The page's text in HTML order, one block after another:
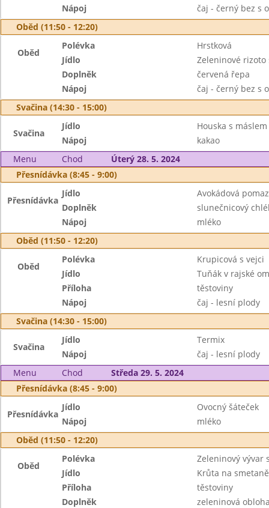
Nápoj
čaj - černý bez s
Oběd (11:50 - 12:20)
Oběd
Polévka
Hrstková
Jídlo
Zeleninové rizoto
Doplněk
červená řepa
Nápoj
čaj - černý bez s
Svačina (14:30 - 15:00)
Svačina
Jídlo
Houska s máslem
Nápoj
kakao
Menu
Chod
Úterý 28. 5. 2024
Přesnídávka (8:45 - 9:00)
Přesnídávka
Jídlo
Avokádová
Doplněk
slunečnicový
Nápoj
mléko
Oběd (11:50 - 12:20)
Oběd
Polévka
Krupicová s vejci
Jídlo
Tuňák v rajské
Příloha
těstoviny
Nápoj
čaj - lesní plody
Svačina (14:30 - 15:00)
Svačina
Jídlo
Termix
Nápoj
čaj - lesní plody
Menu
Chod
Středa 29. 5. 2024
Přesnídávka (8:45 - 9:00)
Přesnídávka
Jídlo
Ovocný šáteček
Nápoj
mléko
Oběd (11:50 - 12:20)
Oběd
Polévka
Zeleninový vývar
Jídlo
Krůta na smetaně
Příloha
těstoviny
Doplněk
zeleninová